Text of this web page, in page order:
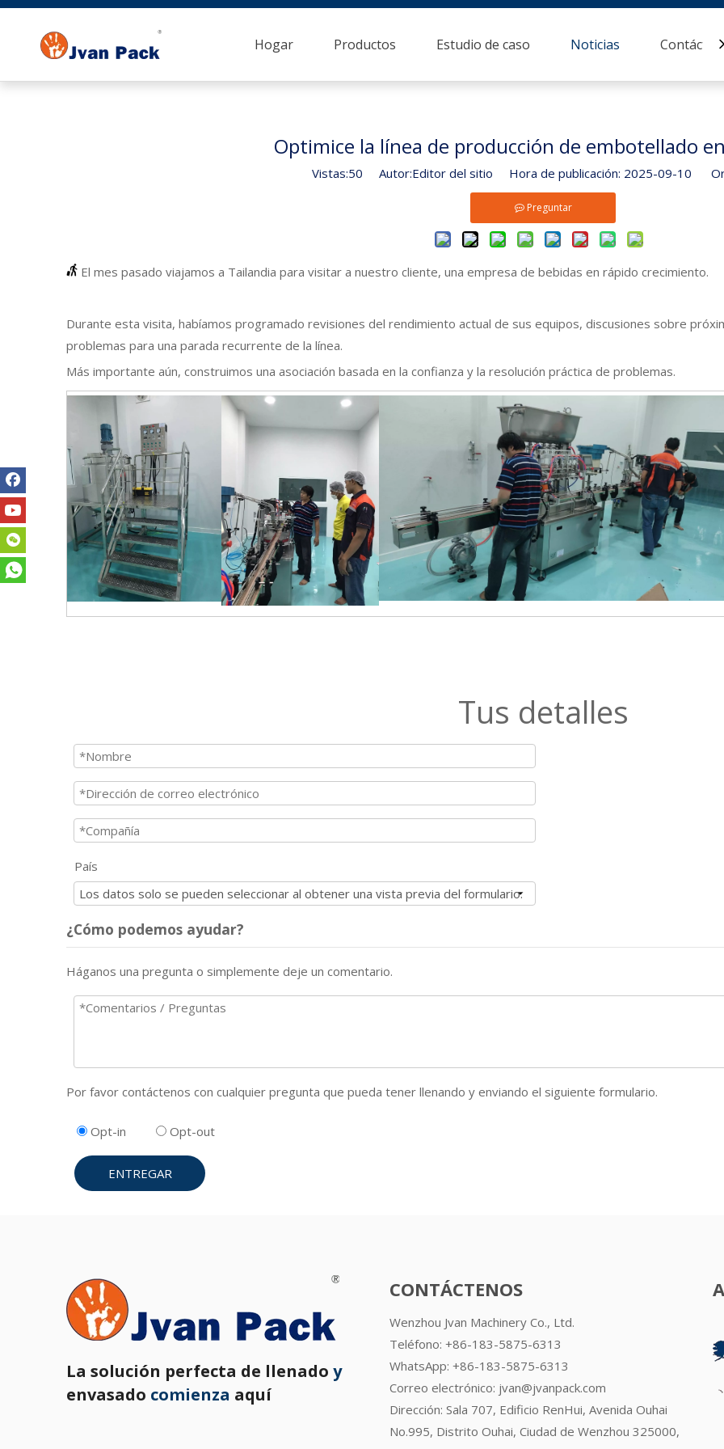
Hogar Productos Estudio de caso Noticias
Optimice la línea de producción de embotellado
Vistas:50 Autor:Editor del sitio Hora de publicación: 2025-09-10
Preguntar
El mes pasado viajamos a Tailandia para visitar a nuestro cliente, una empresa de bebidas en rápido crecimiento.
Durante esta visita, habíamos programado revisiones del rendimiento actual de sus equipos, discusiones sobre
problemas para una parada recurrente de la línea.
Más importante aún, construimos una asociación basada en la confianza y la resolución práctica de problemas.
Tus detalles
País
¿Cómo podemos ayudar?
Háganos una pregunta o simplemente deje un comentario.
Por favor contáctenos con cualquier pregunta que pueda tener llenando y enviando el siguiente formulario.
Opt-in Opt-out
ENTREGAR
La solución perfecta de llenado y
envasado comienza aquí
CONTÁCTENOS
Wenzhou Jvan Machinery Co., Ltd.
Teléfono: +86-183-5875-6313
WhatsApp: +86-183-5875-6313
Correo electrónico: jvan@jvanpack.com
Dirección: Sala 707, Edificio RenHui, Avenida Ouhai
No.995, Distrito Ouhai, Ciudad de Wenzhou 325000,